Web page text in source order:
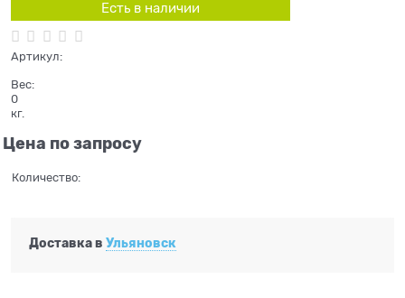
Есть в наличии
Артикул:
Вес:
0
кг.
Цена по запросу
Количество:
Доставка в Ульяновск